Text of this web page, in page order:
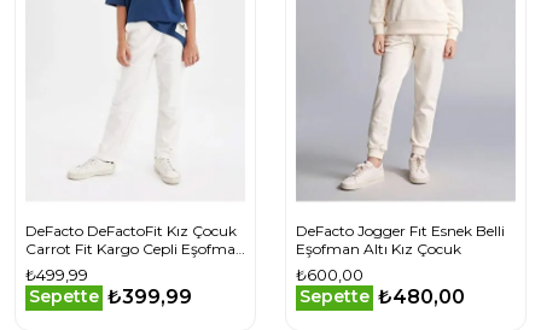
DeFacto DeFactoFit Kız Çocuk
Carrot Fit Kargo Cepli Eşofman
Altı
₺499,99
Sepette ₺399,99
DeFacto Jogger Fıt Esnek Belli
Eşofman Altı Kız Çocuk
₺600,00
Sepette ₺480,00